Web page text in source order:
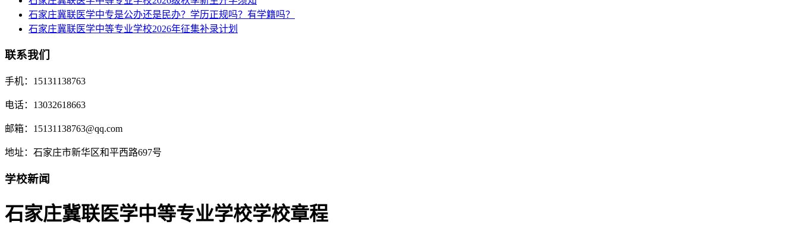
石家庄冀联医学中专是公办还是民办？学历正规吗？有学籍吗？
石家庄冀联医学中等专业学校2026年征集补录计划
联系我们
手机：15131138763
电话：13032618663
邮箱：15131138763@qq.com
地址：石家庄市新华区和平西路697号
学校新闻
石家庄冀联医学中等专业学校学校章程